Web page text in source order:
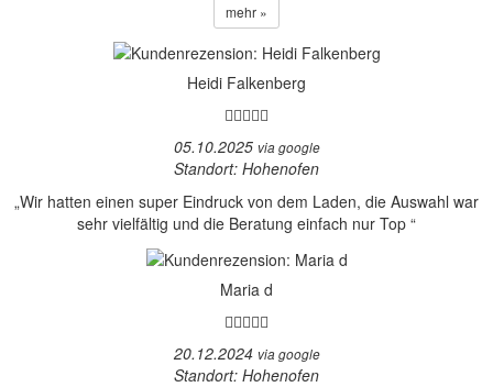
mehr »
Heidi Falkenberg
05.10.2025 via google
Standort: Hohenofen
„Wir hatten einen super Eindruck von dem Laden, die Auswahl war
sehr vielfältig und die Beratung einfach nur Top “
Maria d
20.12.2024 via google
Standort: Hohenofen